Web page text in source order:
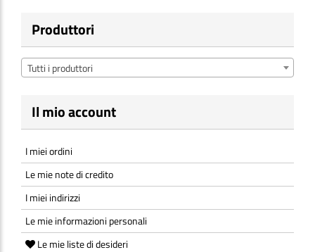
Produttori
Tutti i produttori
Il mio account
I miei ordini
Le mie note di credito
I miei indirizzi
Le mie informazioni personali
Le mie liste di desideri